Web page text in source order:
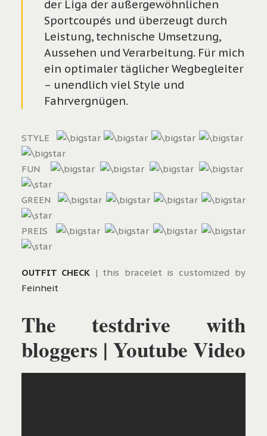
der Liga der außergewöhnlichen
Sportcoupés und überzeugt durch
Leistung, technische Umsetzung,
Aussehen und Verarbeitung. Für mich
ein optimaler täglicher Wegbegleiter
– unendlich viel Style und
Fahrvergnügen.
STYLE
FUN
GREEN
PREIS
OUTFIT CHECK | this bracelet is customized by
Feinheit
The testdrive with
bloggers | Youtube Video